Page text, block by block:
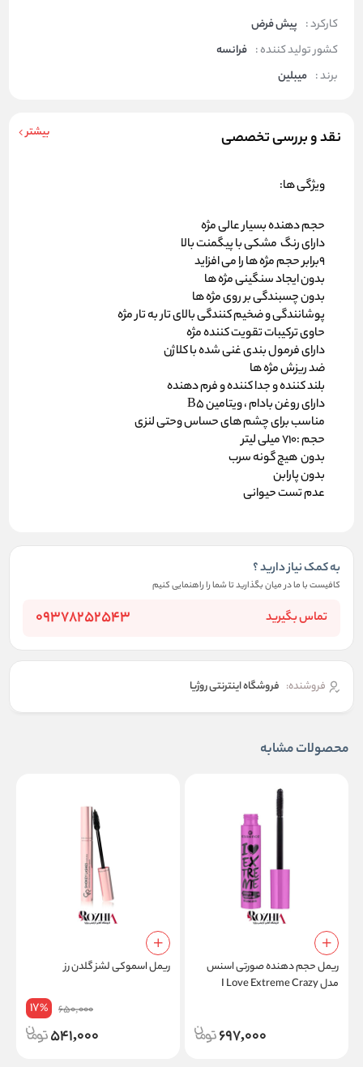
کارکرد : پیش فرض
کشور تولید کننده : فرانسه
برند : میبلین
نقد و بررسی تخصصی بیشتر
ویژگی ها:
حجم دهنده بسیار عالی مژه
دارای رنگ مشکی با پیگمنت بالا
9برابر حجم مژه ها را می افزاید
بدون ایجاد سنگینی مژه ها
بدون چسبندگی بر روی مژه ها
پوشانندگی و ضخیم کنندگی بالای تار به تار مژه
حاوی ترکیبات تقویت کننده مژه
دارای فرمول بندی غنی شده با کلاژن
ضد ریزش مژه ها
بلند کننده و جدا کننده و فرم دهنده
دارای روغن بادام ، ویتامین B5
مناسب برای چشم های حساس وحتی لنزی
حجم :710 میلی لیتر
بدون هیچ گونه سرب
بدون پارابن
عدم تست حیوانی
به کمک نیاز دارید ؟
کافیست با ما در میان بگذارید تا شما را راهنمایی کنیم
تماس بگیرید 09378252543
فروشنده: فروشگاه اینترنتی روژیا
محصولات مشابه
ریمل حجم دهنده صورتی اسنس
مدل I Love Extreme Crazy
697,000
ریمل اسموکی لشز گلدن رز
650,000
17%
541,000